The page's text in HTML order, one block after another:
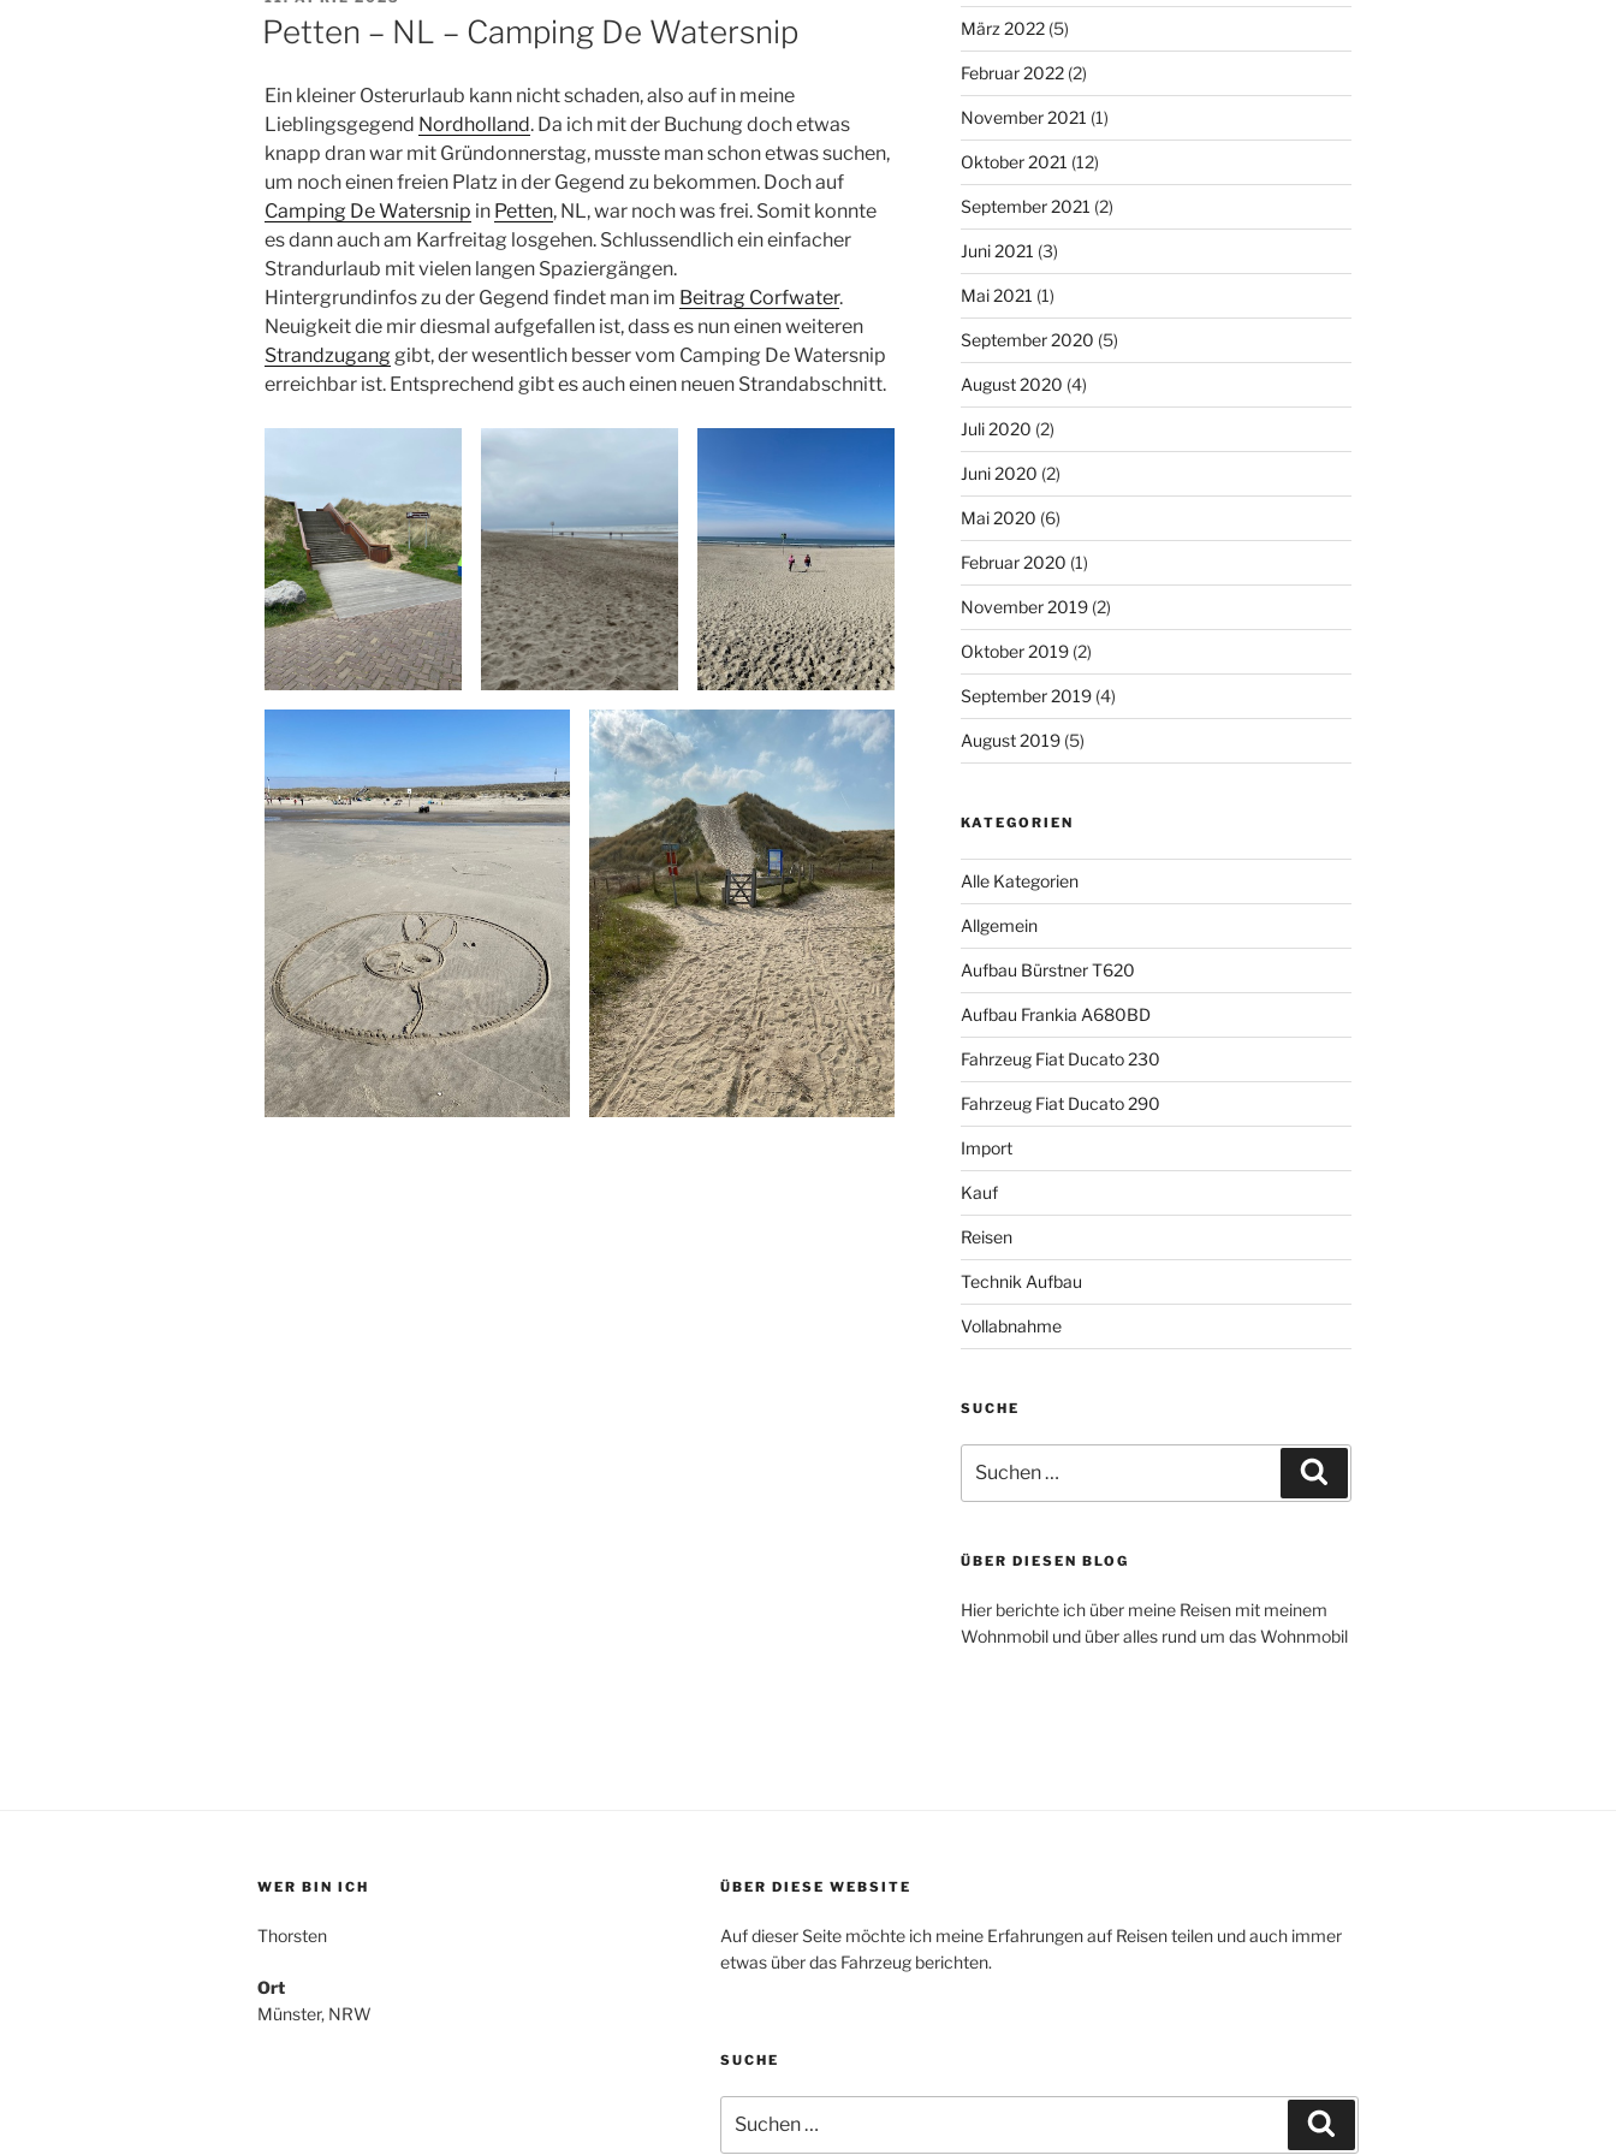
AM
Petten – NL – Camping De Watersnip
Ein kleiner Osterurlaub kann nicht schaden, also auf in meine
Lieblingsgegend Nordholland. Da ich mit der Buchung doch etwas
knapp dran war mit Gründonnerstag, musste man schon etwas suchen,
um noch einen freien Platz in der Gegend zu bekommen. Doch auf
Camping De Watersnip in Petten, NL, war noch was frei. Somit konnte
es dann auch am Karfreitag losgehen. Schlussendlich ein einfacher
Strandurlaub mit vielen langen Spaziergängen.
Hintergrundinfos zu der Gegend findet man im Beitrag Corfwater.
Neuigkeit die mir diesmal aufgefallen ist, dass es nun einen weiteren
Strandzugang gibt, der wesentlich besser vom Camping De Watersnip
erreichbar ist. Entsprechend gibt es auch einen neuen Strandabschnitt.
März 2022(5)
Februar 2022(2)
November 2021 (1)
Oktober 2021 (12)
September 2021 (2)
Juni 2021 (3)
Mai 2021 (1)
September 2020 (5)
August 2020 (4)
Juli 2020 (2)
Juni 2020 (2)
Mai 2020 (6)
Februar 2020 (1)
November 2019(2)
Oktober 2019(2)
September 2019(4)
August 2019(5)
KATEGORIEN
Alle Kategorien
Allgemein
Aufbau Bürstner T620
Aufbau Frankia A680BD
Fahrzeug Fiat Ducato 230
Fahrzeug Fiat Ducato 290
Import
Kauf
Reisen
Technik Aufbau
Vollabnahme
SUCHE
nach:
ÜBER DIESEN BLOG
Hier berichte ich über meine Reisen mit meinem
Wohnmobil und über alles rund um das Wohnmobil
WER BIN ICH
Thorsten
Ort
Münster, NRW
ÜBER DIESE WEBSITE
Auf dieser Seite möchte ich meine Erfahrungen auf Reisen teilen und auch immer
etwas über das Fahrzeug berichten.
SUCHE
nach: